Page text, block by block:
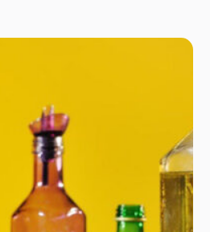
ячневой (2,8 мг в 100 г),
продукт, ведь их
больше